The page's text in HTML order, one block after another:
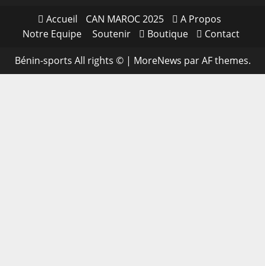
Accueil CAN MAROC 2025
A Propos
Notre Equipe
Soutenir Boutique Contact
Bénin-sports All rights © | MoreNews par AF themes.